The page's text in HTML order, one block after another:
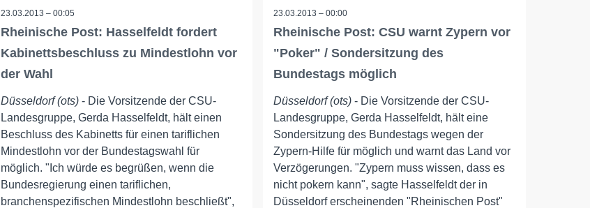
23.03.2013 – 00:05
Rheinische Post: Hasselfeldt fordert
Kabinettsbeschluss zu Mindestlohn vor
der Wahl
Düsseldorf (ots)- Die Vorsitzende der CSU-
Landesgruppe, Gerda Hasselfeldt, hält einen
Beschluss des Kabinetts für einen tariflichen
Mindestlohn vor der Bundestagswahl für
möglich. "Ich würde es begrüßen, wenn die
Bundesregierung einen tariflichen,
branchenspezifischen Mindestlohn beschließt",
23.03.2013 – 00:00
Rheinische Post: CSU warnt Zypern vor
"Poker" / Sondersitzung des
Bundestags möglich
Düsseldorf (ots) - Die Vorsitzende der CSU-
Landesgruppe, Gerda Hasselfeldt, hält eine
Sondersitzung des Bundestags wegen der
Zypern-Hilfe für möglich und warnt das Land vor
Verzögerungen. "Zypern muss wissen, dass es
nicht pokern kann", sagte Hasselfeldt der in
Düsseldorf erscheinenden "Rheinischen Post"